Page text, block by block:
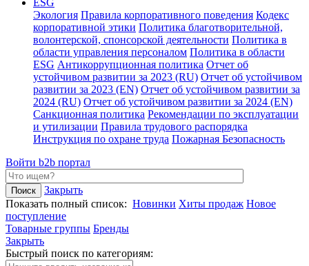
ESG
Экология Правила корпоративного поведения Кодекс
корпоративной этики Политика благотворительной,
волонтерской, спонсорской деятельности Политика в
области управления персоналом Политика в области
ESG Антикоррупционная политика Отчет об
устойчивом развитии за 2023 (RU) Отчет об устойчивом
развитии за 2023 (EN) Отчет об устойчивом развитии за
2024 (RU) Отчет об устойчивом развитии за 2024 (EN)
Санкционная политика Рекомендации по эксплуатации
и утилизации Правила трудового распорядка
Инструкция по охране труда Пожарная Безопасность
Войти b2b портал
Закрыть
Показать полный список: Новинки Хиты продаж Новое
поступление
Товарные группы Бренды
Закрыть
Быстрый поиск по категориям: